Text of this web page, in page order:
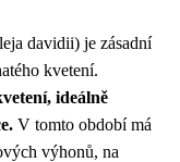
davidii) je zásadní
kvetení.
ideálně
V tomto období má
výhonů, na